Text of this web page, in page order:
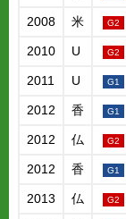
2008 米
2010 U
2011 U
2012 香
2012 仏
2012 香
2013 仏